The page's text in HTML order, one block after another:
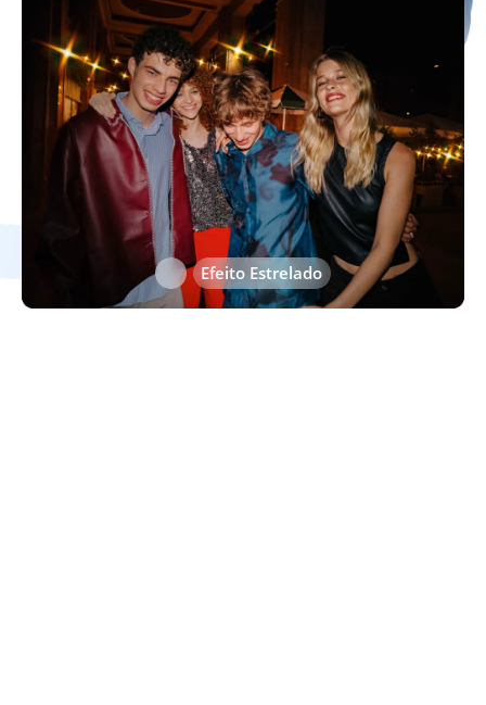
Efeito Coração
Efeito Estrelado